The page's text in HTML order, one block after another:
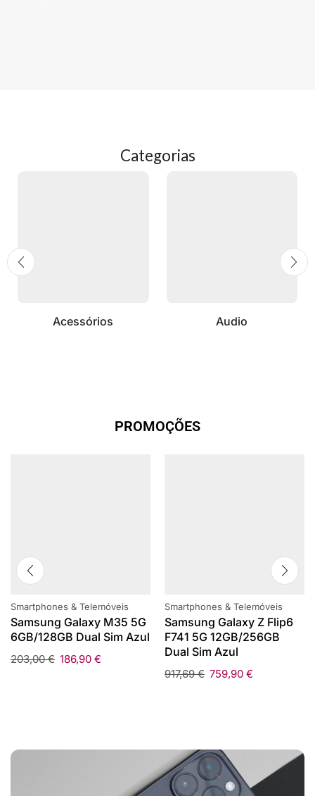
Categorias
Acessórios Audio
PROMOÇÕES
Smartphones & Telemóveis
Samsung Galaxy M35 5G
6GB/128GB Dual Sim Azul
203,00€ 186,90 €
Smartphones & Telemóveis
Samsung Galaxy Z Flip6
F741 5G 12GB/256GB
Dual Sim Azul
917,69€ 759,90 €